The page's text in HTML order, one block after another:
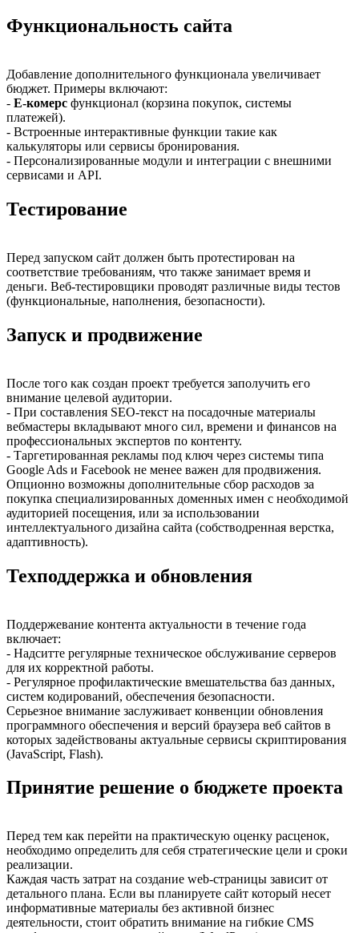
Функциональность сайта
Добавление дополнительного функционала увеличивает
бюджет. Примеры включают:
- Е-комерс функционал (корзина покупок, системы
платежей).
- Встроенные интерактивные функции такие как
калькуляторы или сервисы бронирования.
- Персонализированные модули и интеграции с внешними
сервисами и API.
Тестирование
Перед запуском сайт должен быть протестирован на
соответствие требованиям, что также занимает время и
деньги. Веб-тестировщики проводят различные виды тестов
(функциональные, наполнения, безопасности).
Запуск и продвижение
После того как создан проект требуется заполучить его
внимание целевой аудитории.
- При составления SEO-текст на посадочные материалы
вебмастеры вкладывают много сил, времени и финансов на
профессиональных экспертов по контенту.
- Таргетированная рекламы под ключ через системы типа
Google Ads и Facebook не менее важен для продвижения.
Опционно возможны дополнительные сбор расходов за
покупка специализированных доменных имен с необходимой
аудиторией посещения, или за использовании
интеллектуального дизайна сайта (собстводренная верстка,
адаптивность).
Техподдержка и обновления
Поддержевание контента актуальности в течение года
включает:
- Надситте регулярные техническое обслуживание серверов
для их корректной работы.
- Регулярное профилактические вмешательства баз данных,
систем кодирований, обеспечения безопасности.
Серьезное внимание заслуживает конвенции обновления
программного обеспечения и версий браузера веб сайтов в
которых задействованы актуальные сервисы скриптирования
(JavaScript, Flash).
Принятие решение о бюджете проекта
Перед тем как перейти на практическую оценку расценок,
необходимо определить для себя стратегические цели и сроки
реализации.
Каждая часть затрат на создание web-страницы зависит от
детального плана. Если вы планируете сайт который несет
информативные материалы без активной бизнес
деятельности, стоит обратить внимание на гибкие CMS